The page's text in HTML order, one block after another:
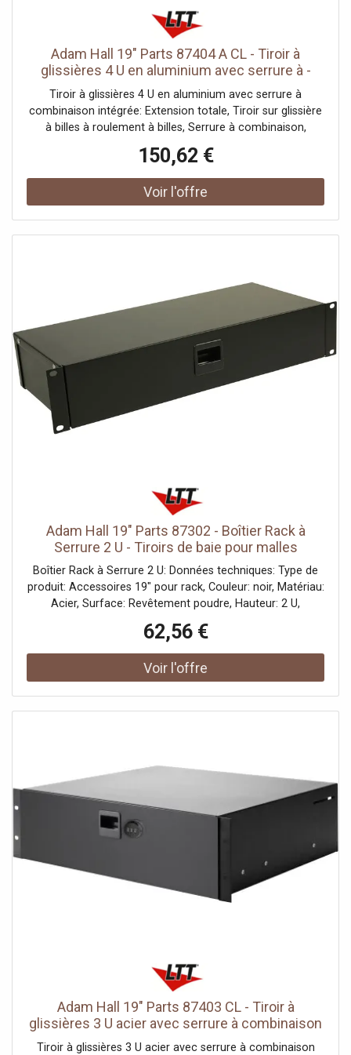
Adam Hall 19" Parts 87404 A CL - Tiroir à
glissières 4 U en aluminium avec serrure à -
Tiroirs de baie pour malles
Tiroir à glissières 4 U en aluminium avec serrure à
combinaison intégrée: Extension totale, Tiroir sur glissière
à billes à roulement à billes, Serrure à combinaison,
Données techniques: Type de produit: Tiroirs rackables
19", Type: 4 U, Matériau: Aluminium, Surface: Revêtement
poudre, Serrure à combinaison de matériaux: Alliage de
zinc, Couleur: noir, Hauteur hors tout: 4 U, Largeur
150,62 €
Adam Hall 19" Parts 87302 - Boîtier Rack à
Serrure 2 U - Tiroirs de baie pour malles
Boîtier Rack à Serrure 2 U: Données techniques: Type de
produit: Accessoires 19" pour rack, Couleur: noir, Matériau:
Acier, Surface: Revêtement poudre, Hauteur: 2 U,
62,56 €
Adam Hall 19" Parts 87403 CL - Tiroir à
glissières 3 U acier avec serrure à combinaison
- Tiroirs de baie pour malles
Tiroir à glissières 3 U acier avec serrure à combinaison